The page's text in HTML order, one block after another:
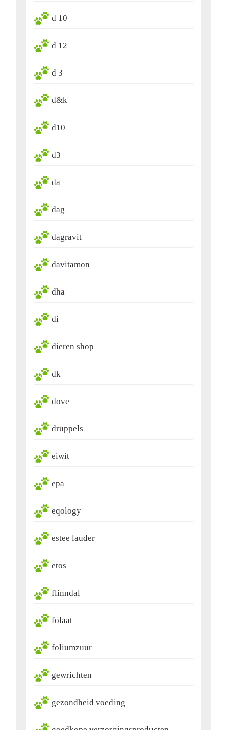
d 10
d 12
d 3
d&k
d10
d3
da
dag
dagravit
davitamon
dha
di
dieren shop
dk
dove
druppels
eiwit
epa
eqology
estee lauder
etos
flinndal
folaat
foliumzuur
gewrichten
gezondheid voeding